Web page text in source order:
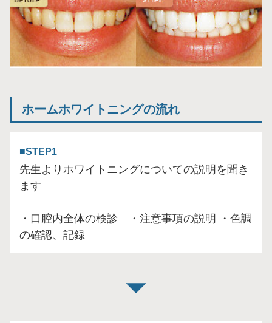
ホームホワイトニングの流れ
STEP1
先生よりホワイトニングについての説明を聞き
ます
・口腔内全体の検診 ・注意事項の説明 ・色調
の確認、記録